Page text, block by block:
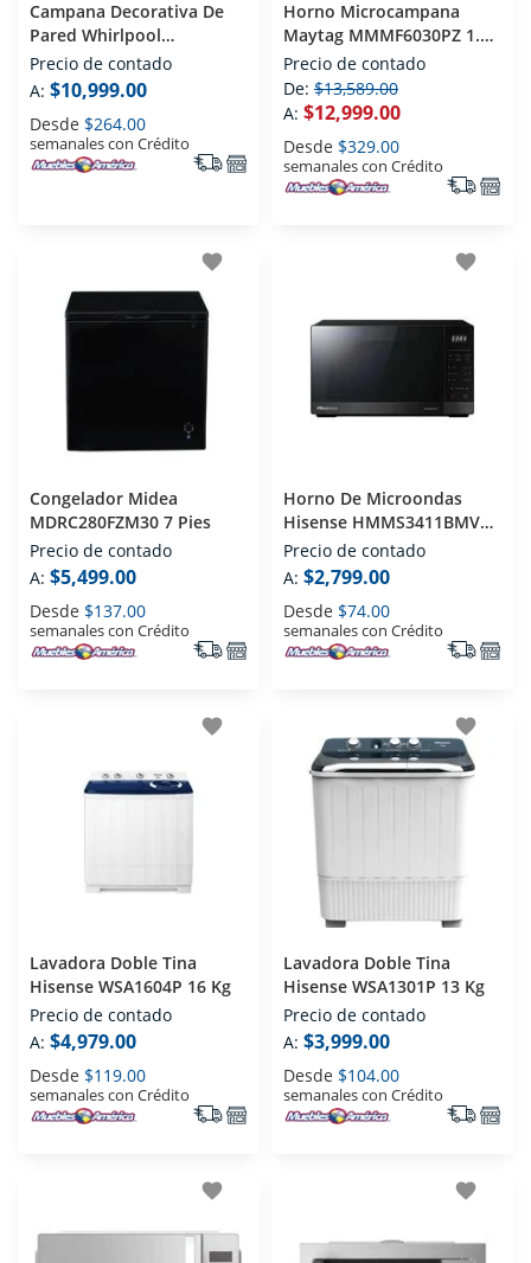
Campana Decorativa De
Pared Whirlpool
WHW9910S 90 Cm Acero
Inoxidable Con Vidrio
Precio de contado
A: $10,999.00
Desde $264.00
semanales con Crédito
Horno Microcampana
Maytag MMMF6030PZ 1.1
Pies Acero Inoxidable
Precio de contado
De: $13,589.00
A: $12,999.00
Desde $329.00
semanales con Crédito
favorite
Congelador Midea
MDRC280FZM30 7 Pies
Precio de contado
A: $5,499.00
Desde $137.00
semanales con Crédito
favorite
Horno De Microondas
Hisense HMMS3411BMV
1.4 Pies Negro
Precio de contado
A: $2,799.00
Desde $74.00
semanales con Crédito
favorite
Lavadora Doble Tina
Hisense WSA1604P 16 Kg
Precio de contado
A: $4,979.00
Desde $119.00
semanales con Crédito
favorite
Lavadora Doble Tina
Hisense WSA1301P 13 Kg
Precio de contado
A: $3,999.00
Desde $104.00
semanales con Crédito
favorite favorite